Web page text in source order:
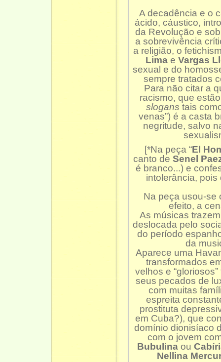
A decadência e o
ácido, cáustico,
da Revolução e
a sobrevivência
a religião, o
Limae Vargas
sexual e do
sempre tratados
Para não citar a
racismo, que
slogans tais
venas”) é a casta
negritude, salvo
[*Na peça “El
canto de Senel
é branco...) e
intolerância, pois
Na peça usou-se
efeito, a
As músicas
deslocada pelo
do período
da
Aparece uma
transformados
velhos e
seus pecados de
com muitas
espreita
prostituta
em Cuba?), que
domínio dionisíaco
com o jovem
Bubulina ou
Nellina